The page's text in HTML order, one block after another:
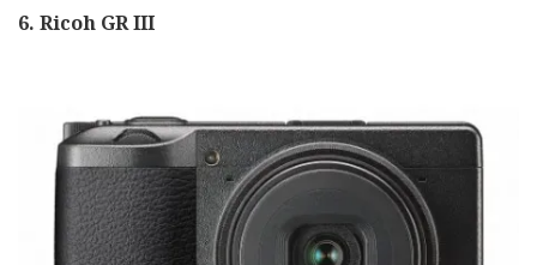
6. Ricoh GR III